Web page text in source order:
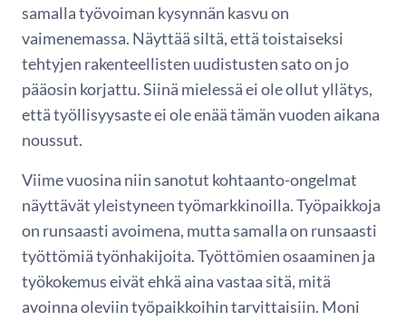
samalla työvoiman kysynnän kasvu on
vaimenemassa. Näyttää siltä, että toistaiseksi
tehtyjen rakenteellisten uudistusten sato on jo
pääosin korjattu. Siinä mielessä ei ole ollut yllätys,
että työllisyysaste ei ole enää tämän vuoden aikana
noussut.
Viime vuosina niin sanotut kohtaanto-ongelmat
näyttävät yleistyneen työmarkkinoilla. Työpaikkoja
on runsaasti avoimena, mutta samalla on runsaasti
työttömiä työnhakijoita. Työttömien osaaminen ja
työkokemus eivät ehkä aina vastaa sitä, mitä
avoinna oleviin työpaikkoihin tarvittaisiin. Moni